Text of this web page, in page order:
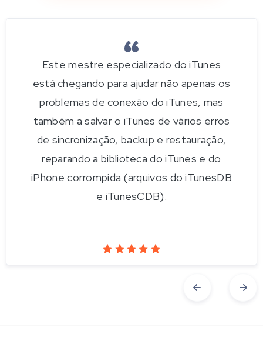
Este mestre especializado do iTunes
está chegando para ajudar não apenas os
problemas de conexão do iTunes, mas
também a salvar o iTunes de vários erros
de sincronização, backup e restauração,
reparando a biblioteca do iTunes e do
iPhone corrompida (arquivos do iTunesDB
e iTunesCDB).